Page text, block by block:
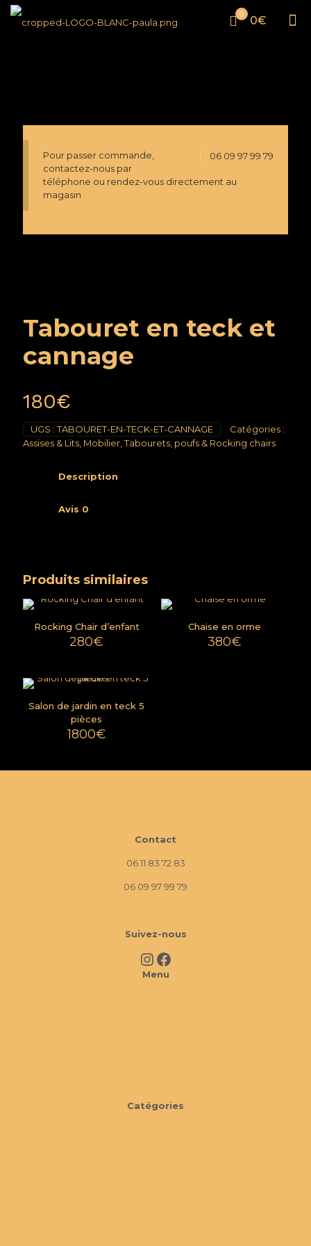
0 0€
06 09 97 99 79
Pour passer commande,
contactez-nous par
téléphone ou rendez-vous directement au
magasin
Tabouret en teck et
cannage
180€
UGS :TABOURET-EN-TECK-ET-CANNAGE
Catégories :
Assises & Lits Mobilier ,Tabourets, poufs & Rocking chairs
Description
Avis 0
Produits similaires
Rocking Chair d’enfant
280€
Chaise en orme
380€
Salon de jardin en teck 5
pièces
1800€
Contact
06 11 83 72 83
06 09 97 99 79
Suivez-nous
InstagramFacebook
Menu
Catégories